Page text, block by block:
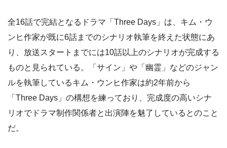
全16話で完結となるドラマ「Three Days」は、キム・ウ
ンヒ作家が既に6話までのシナリオ執筆を終えた状態にあ
り、放送スタートまでには10話以上のシナリオが完成する
ものと見られている。「サイン」や「幽霊」などのジャン
ルを執筆しているキム・ウンヒ作家は約2年前から
「Three Days」の構想を練っており、完成度の高いシナ
リオでドラマ制作関係者と出演陣を魅了しているとのこと
だ。